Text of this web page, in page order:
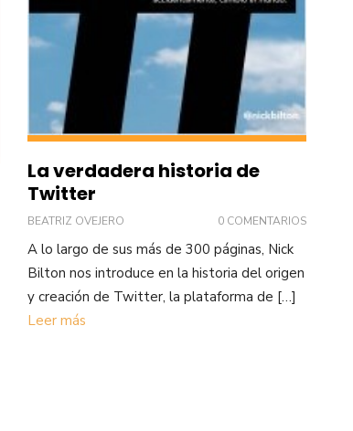
La verdadera historia de
Twitter
BEATRIZ OVEJERO 0 COMENTARIOS
A lo largo de sus más de 300 páginas, Nick
Bilton nos introduce en la historia del origen
y creación de Twitter, la plataforma de […]
Leer más